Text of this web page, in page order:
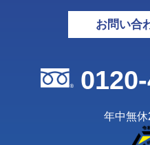
お問い合
年中無